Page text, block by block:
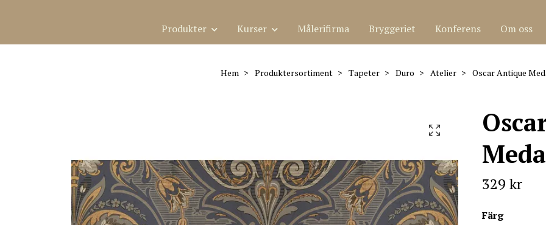
Produkter Kurser Målerifirma Bryggeriet Konferens Om oss
Hem Produktersortiment Tapeter Duro Atelier Oscar Antique
329 kr
Färg